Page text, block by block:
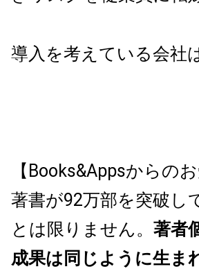
導入を考えている会社
【Books&Appsからのお
著書が92万部を突破し
とは限りません。 著者
成果は同じように生ま